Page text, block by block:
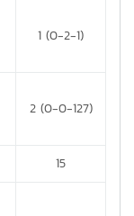
1 (0-2-1)
2 (0-0-127)
15